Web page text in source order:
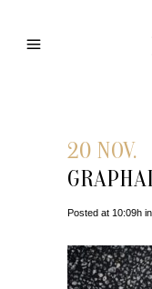
20 NOV.
Posted at 10:09h in